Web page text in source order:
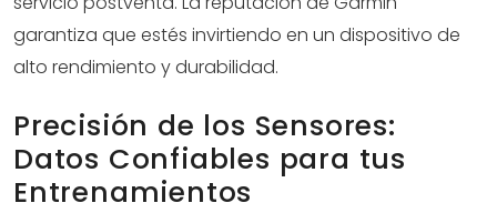
garantiza que estés invirtiendo en un dispositivo de
alto rendimiento y durabilidad.
Precisión de los Sensores:
Datos Confiables para tus
Entrenamientos